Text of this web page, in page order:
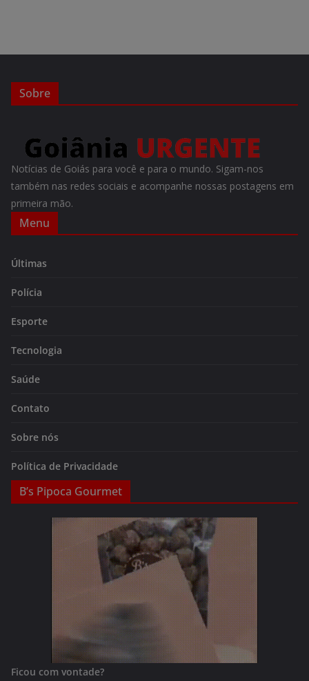
Sobre
Notícias de Goiás para você e para o mundo. Sigam-nos
também nas redes sociais e acompanhe nossas postagens em
primeira mão.
Menu
Últimas
Polícia
Esporte
Tecnologia
Saúde
Contato
Sobre nós
Política de Privacidade
B’s Pipoca Gourmet
Ficou com vontade?